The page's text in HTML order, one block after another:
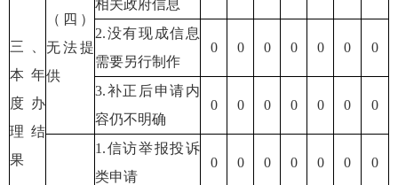
三、
本年
度办
理结
果
（四）
无法提
供
相关政府信息
2.没有现成信息
需要另行制作
0 0 0 0 0 0 0
3.补正后申请内
容仍不明确
0 0 0 0 0 0 0
1.信访举报投诉
类申请
0 0 0 0 0 0 0